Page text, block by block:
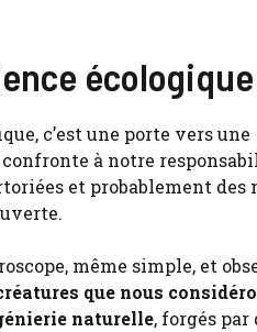
écologique
c’est une porte vers une
à notre
et probablement
même simple, et
que nous
naturelle, forgés par